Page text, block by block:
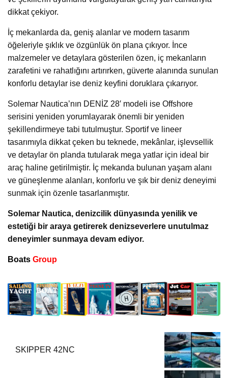
dikkat çekiyor.
İç mekanlarda da, geniş alanlar ve modern tasarım
öğeleriyle şıklık ve özgünlük ön plana çıkıyor. İnce
malzemeler ve detaylara gösterilen özen, iç mekanların
zarafetini ve rahatlığını artırırken, güverte alanında sunulan
konforlu detaylar ise deniz keyfini doruklara çıkarıyor.
Solemar Nautica’nın DENİZ 28′ modeli ise Offshore
serisini yeniden yorumlayarak önemli bir yeniden
şekillendirmeye tabi tutulmuştur. Sportif ve lineer
tasarımıyla dikkat çeken bu teknede, mekânlar, işlevsellik
ve detaylar ön planda tutularak mega yatlar için ideal bir
araç haline getirilmiştir. İç mekanda bulunan yaşam alanı
ve güneşlenme alanları, konforlu ve şık bir deniz deneyimi
sunmak için özenle tasarlanmıştır.
Solemar Nautica, denizcilik dünyasında yenilik ve
estetiği bir araya getirerek denizseverlere unutulmaz
deneyimler sunmaya devam ediyor.
Boats Group
SKIPPER 42NC